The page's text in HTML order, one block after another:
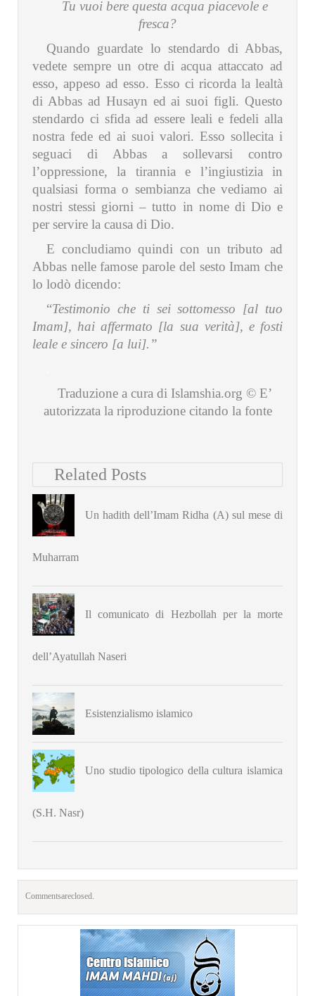
Tu vuoi bere questa acqua piacevole e
fresca?
Quando guardate lo stendardo di Abbas,
vedete sempre un otre di acqua attaccato ad
esso, appeso ad esso. Esso ci ricorda la lealtà
di Abbas ad Husayn ed ai suoi figli. Questo
stendardo ci sfida ad essere leali e fedeli alla
nostra fede ed ai suoi valori. Esso sollecita i
seguaci di Abbas a sollevarsi contro
l’oppressione, la tirannia e l’ingiustizia in
qualsiasi forma o sembianza che vediamo ai
nostri stessi giorni – tutto in nome di Dio e
per servire la causa di Dio.
E concludiamo quindi con un tributo ad
Abbas nelle famose parole del sesto Imam che
lo lodò dicendo:
“Testimonio che ti sei sottomesso [al tuo
Imam], hai affermato [la sua verità], e fosti
leale e sincero [a lui].”
Traduzione a cura di Islamshia.org © E’
autorizzata la riproduzione citando la fonte
Related Posts
Un hadith dell’Imam Ridha (A) sul mese di
Muharram
Il comunicato di Hezbollah per la morte
dell’Ayatullah Naseri
Esistenzialismo islamico
Uno studio tipologico della cultura islamica
(S.H. Nasr)
Comments are closed.